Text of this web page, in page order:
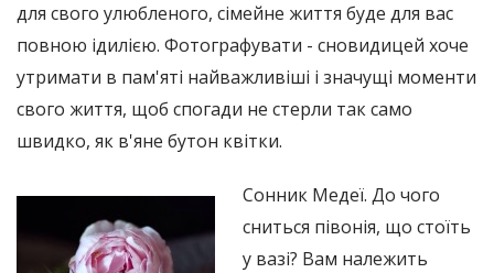
для свого улюбленого, сімейне життя буде для вас
повною ідилією. Фотографувати - сновидицей хоче
утримати в пам'яті найважливіші і значущі моменти
свого життя, щоб спогади не стерли так само
швидко, як в'яне бутон квітки.
Сонник Медеї. До чого
сниться півонія, що стоїть
у вазі? Вам належить